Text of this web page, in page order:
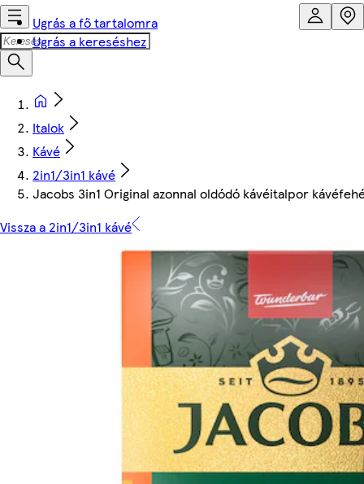
Ugrás a fő tartalomra
Ugrás a kereséshez
Italok
Kávé
2in1/3in1 kávé
Jacobs 3in1 Original azonnal oldódó kávéitalpor
Vissza a 2in1/3in1 kávé